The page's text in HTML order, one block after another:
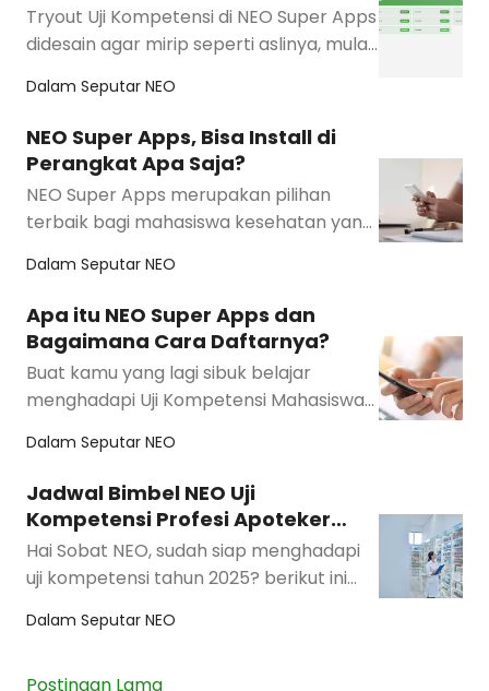
Tryout Uji Kompetensi di NEO Super Apps
didesain agar mirip seperti aslinya, mulai
Dalam Seputar NEO
NEO Super Apps, Bisa Install di
Perangkat Apa Saja?
NEO Super Apps merupakan pilihan
terbaik bagi mahasiswa kesehatan yang
kompetensi…
Dalam Seputar NEO
Apa itu NEO Super Apps dan
Bagaimana Cara Daftarnya?
Buat kamu yang lagi sibuk belajar
menghadapi Uji Kompetensi Mahasiswa
lagi dengan y…
Dalam Seputar NEO
Jadwal Bimbel NEO Uji
Kompetensi Profesi Apoteker
Bulan Agustus 2025
Hai Sobat NEO, sudah siap menghadapi
uji kompetensi tahun 2025? berikut ini
kompetens…
Dalam Seputar NEO
Postingan Lama